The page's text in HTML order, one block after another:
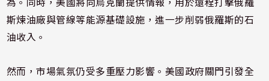
斯煉油廠與管線等能源基礎設施，進一步削弱俄羅斯的石
油收入。
然而，市場氣氛仍受多重壓力影響。美國政府關門引發全